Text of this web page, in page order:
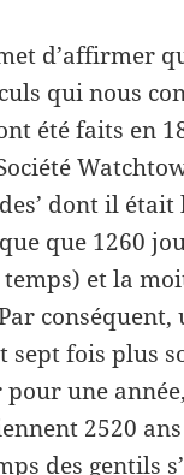
d’affirmer
qui nous
été faits en
dont il était
que 1260
et la
conséquent,
sept fois plus
une
2520
des gentils